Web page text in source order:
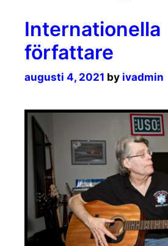
Internationella
författare
augusti 4, 2021 by ivadmin